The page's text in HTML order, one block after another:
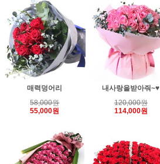
매력덩어리
58,000원
55,000원
내사랑을받아줘~♥
120,000원
114,000원